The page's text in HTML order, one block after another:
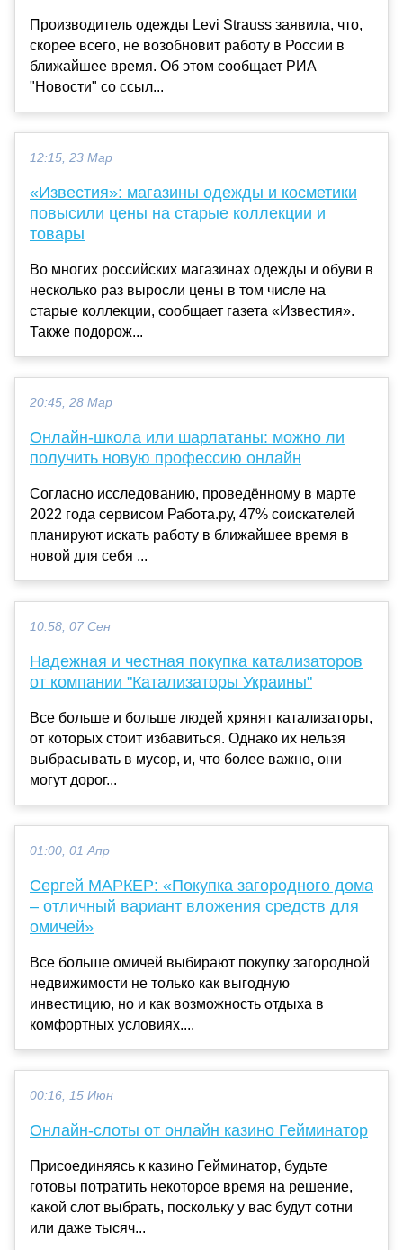
Производитель одежды Levi Strauss заявила, что,
скорее всего, не возобновит работу в России в
ближайшее время. Об этом сообщает РИА
"Новости" со ссыл...
12:15, 23 Мар
«Известия»: магазины одежды и косметики
повысили цены на старые коллекции и
товары
Во многих российских магазинах одежды и обуви в
несколько раз выросли цены в том числе на
старые коллекции, сообщает газета «Известия».
Также подорож...
20:45, 28 Мар
Онлайн-школа или шарлатаны: можно ли
получить новую профессию онлайн
Согласно исследованию, проведённому в марте
2022 года сервисом Работа.ру, 47% соискателей
планируют искать работу в ближайшее время в
новой для себя ...
10:58, 07 Сен
Надежная и честная покупка катализаторов
от компании "Катализаторы Украины"
Все больше и больше людей хрянят катализаторы,
от которых стоит избавиться. Однако их нельзя
выбрасывать в мусор, и, что более важно, они
могут дорог...
01:00, 01 Апр
Сергей МАРКЕР: «Покупка загородного дома
– отличный вариант вложения средств для
омичей»
Все больше омичей выбирают покупку загородной
недвижимости не только как выгодную
инвестицию, но и как возможность отдыха в
комфортных условиях....
00:16, 15 Июн
Онлайн-слоты от онлайн казино Гейминатор
Присоединяясь к казино Гейминатор, будьте
готовы потратить некоторое время на решение,
какой слот выбрать, поскольку у вас будут сотни
или даже тысяч...